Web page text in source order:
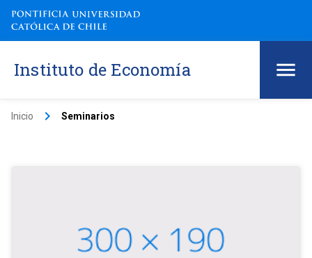
Instituto de Economía
Inicio keyboard_arrow_right Seminarios